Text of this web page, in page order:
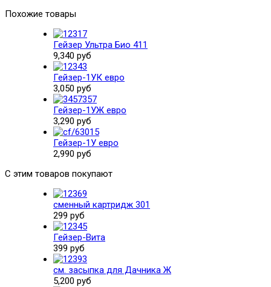
Похожие товары
Гейзер Ультра Био 411
9,340 руб
Гейзер-1УК евро
3,050 руб
Гейзер-1УЖ евро
3,290 руб
Гейзер-1У евро
2,990 руб
С этим товаров покупают
сменный картридж 301
299 руб
Гейзер-Вита
399 руб
см. засыпка для Дачника Ж
5,200 руб